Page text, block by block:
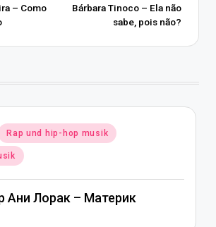
– Como
Bárbara Tinoco – Ela não
sabe, pois não?
Rap und hip-hop musik
Ани Лорак – Материк